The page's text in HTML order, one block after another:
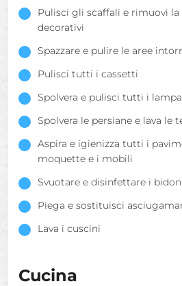
Pulisci gli scaffali e rimuovi
decorativi
Spazzare e pulire le aree
Pulisci tutti i cassetti
Spolvera e pulisci tutti i
Spolvera le persiane e lava le
Aspira e igienizza tutti i
moquette e i mobili
Svuotare e disinfettare i
Piega e sostituisci
Lava i cuscini
Cucina